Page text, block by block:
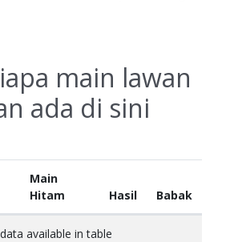
main lawan
ada di sini
Main
Hitam
Hasil Babak
available in table